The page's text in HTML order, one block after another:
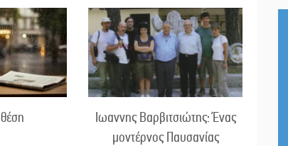
Ιωαννης Βαρβιτσιώτης: Ένας
μοντέρνος Παυσανίας